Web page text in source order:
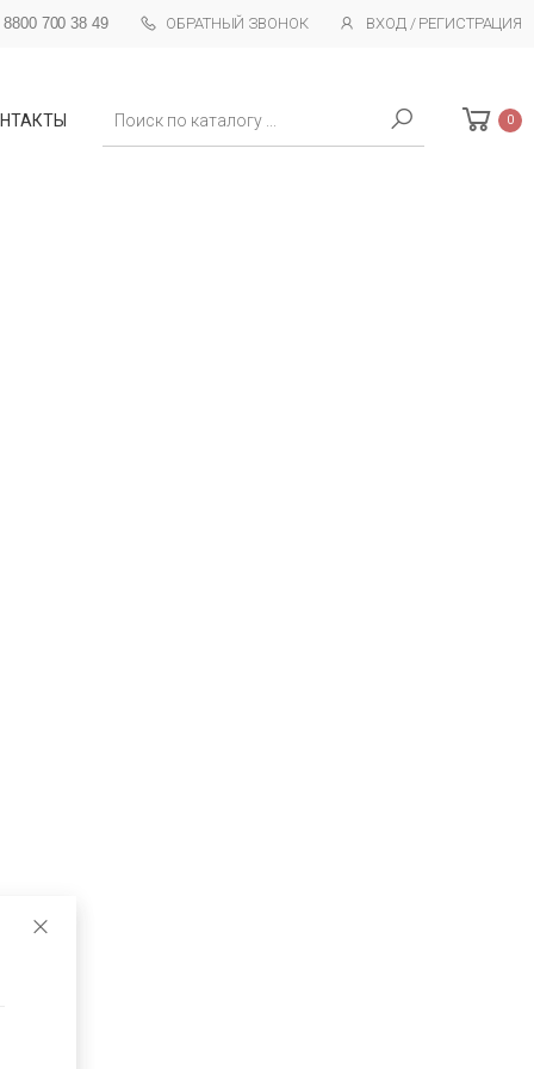
700 38 49 ОБРАТНЫЙ ЗВОНОК ВХОД / РЕГИСТРАЦИЯ
0